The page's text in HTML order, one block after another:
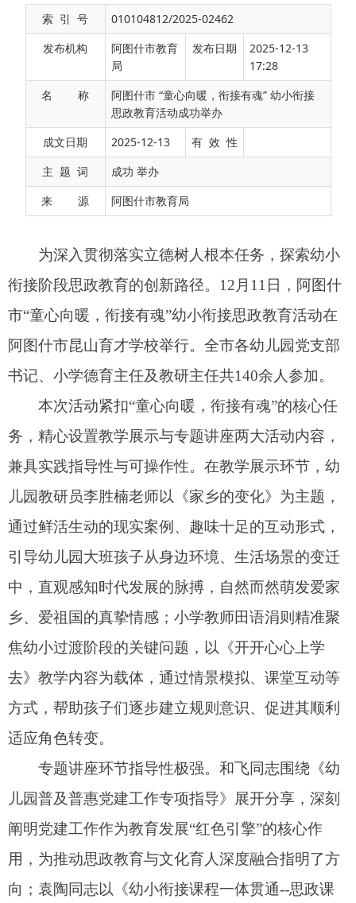
索 引 号
010104812/2025-02462
发布机构
阿图什市教育
局
发布日期
2025-12-13
17:28
名 称
阿图什市 “童心向暖，衔接有魂” 幼小衔接
思政教育活动成功举办
成文日期
2025-12-13
有 效 性
主 题 词
成功 举办
来 源
阿图什市教育局
衔接阶段思政教育的创新路径。12月11日，阿图什
市“童心向暖，衔接有魂”幼小衔接思政教育活动在
阿图什市昆山育才学校举行。全市各幼儿园党支部
本次活动紧扣“童心向暖，衔接有魂”的核心任
务，精心设置教学展示与专题讲座两大活动内容，
儿园教研员李胜楠老师以《家乡的变化》为主题，
通过鲜活生动的现实案例、趣味十足的互动形式，
引导幼儿园大班孩子从身边环境、生活场景的变迁
中，直观感知时代发展的脉搏，自然而然萌发爱家
乡、爱祖国的真挚情感；小学教师田语涓则精准聚
去》教学内容为载体，通过情景模拟、课堂互动等
方式，帮助孩子们逐步建立规则意识、促进其顺利
适应角色转变。
专题讲座环节指导性极强。和飞同志围绕《幼
儿园普及普惠党建工作专项指导》展开分享，深刻
用，为推动思政教育与文化育人深度融合指明了方
向；袁陶同志以《幼小衔接课程一体贯通--思政课
程建设》为题，深入剖析当前幼儿园与小学思政教
育衔接过程中的壁垒与问题，结合实践案例提供了
系统的解决方案与可落地的实施路径，为教师们带